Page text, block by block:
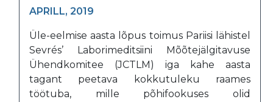
APRILL, 2019
Üle-eelmise aasta lõpus toimus Pariisi lähistel
Sevrés’ Laborimeditsiini Mõõtejälgitavuse
Ühendkomitee (JCTLM) iga kahe aasta
tagant peetava kokkutuleku raames
töötuba, mille põhifookuses olid